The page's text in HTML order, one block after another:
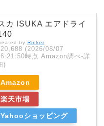
カ ISUKA エアドライ
by Rinker
(2026/08/07
時点 Amazon調べ-詳
)
Amazon
楽天市場
Yahooショッピング